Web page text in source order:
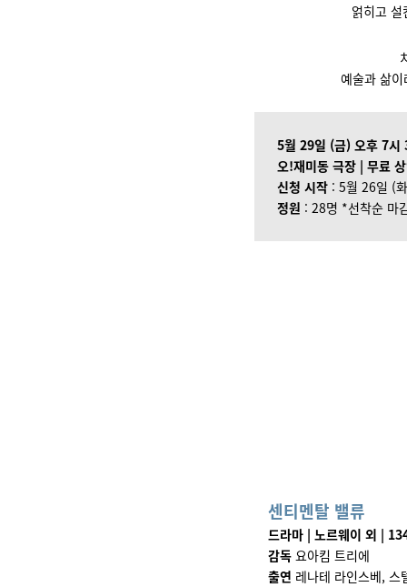
얽히고
예술과 삶
5월 29일 (금) 오후 7시
오!재미동 극장 | 무료
신청 시작 : 5월 26일 (
정원 : 28명 *선착순 마
센티멘탈 밸류
드라마 | 노르웨이 외 |
감독 요아킴 트리에
출연 레나테 라인스베, 스